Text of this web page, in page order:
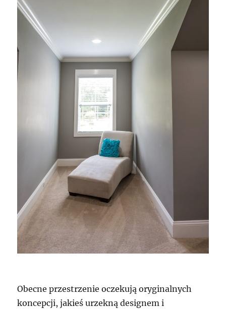
Obecne przestrzenie oczekują oryginalnych
koncepcji, jakieś urzekną designem i